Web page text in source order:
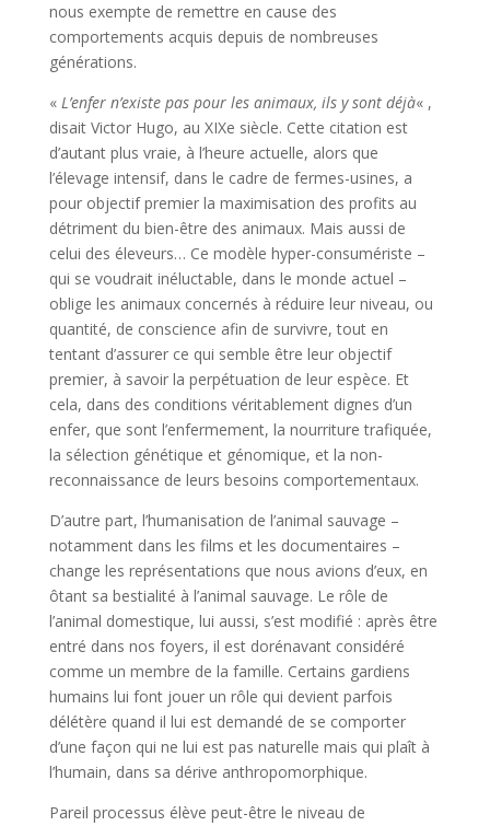
nous exempte de remettre en cause des
comportements acquis depuis de nombreuses
générations.
« L’enfer n’existe pas pour les animaux, ils y sont déjà« ,
disait Victor Hugo, au XIXe siècle. Cette citation est
d’autant plus vraie, à l’heure actuelle, alors que
l’élevage intensif, dans le cadre de fermes-usines, a
pour objectif premier la maximisation des profits au
détriment du bien-être des animaux. Mais aussi de
celui des éleveurs… Ce modèle hyper-consumériste –
qui se voudrait inéluctable, dans le monde actuel –
oblige les animaux concernés à réduire leur niveau, ou
quantité, de conscience afin de survivre, tout en
tentant d’assurer ce qui semble être leur objectif
premier, à savoir la perpétuation de leur espèce. Et
cela, dans des conditions véritablement dignes d’un
enfer, que sont l’enfermement, la nourriture trafiquée,
la sélection génétique et génomique, et la non-
reconnaissance de leurs besoins comportementaux.
D’autre part, l’humanisation de l’animal sauvage –
notamment dans les films et les documentaires –
change les représentations que nous avions d’eux, en
ôtant sa bestialité à l’animal sauvage. Le rôle de
l’animal domestique, lui aussi, s’est modifié : après être
entré dans nos foyers, il est dorénavant considéré
comme un membre de la famille. Certains gardiens
humains lui font jouer un rôle qui devient parfois
délétère quand il lui est demandé de se comporter
d’une façon qui ne lui est pas naturelle mais qui plaît à
l’humain, dans sa dérive anthropomorphique.
Pareil processus élève peut-être le niveau de